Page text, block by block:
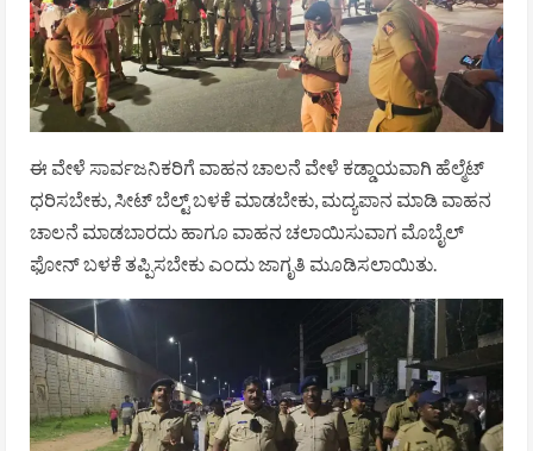
ಈ ವೇಳೆ ಸಾರ್ವಜನಿಕರಿಗೆ ವಾಹನ ಚಾಲನೆ ವೇಳೆ ಕಡ್ಡಾಯವಾಗಿ ಹೆಲ್ಮೆಟ್
ಧರಿಸಬೇಕು, ಸೀಟ್ ಬೆಲ್ಟ್ ಬಳಕೆ ಮಾಡಬೇಕು, ಮದ್ಯಪಾನ ಮಾಡಿ ವಾಹನ
ಚಾಲನೆ ಮಾಡಬಾರದು ಹಾಗೂ ವಾಹನ ಚಲಾಯಿಸುವಾಗ ಮೊಬೈಲ್
ಫೋನ್ ಬಳಕೆ ತಪ್ಪಿಸಬೇಕು ಎಂದು ಜಾಗೃತಿ ಮೂಡಿಸಲಾಯಿತು.